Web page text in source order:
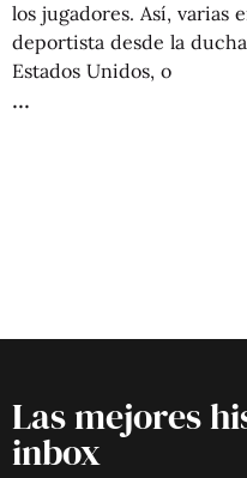
los jugadores. Así, varias
deportista desde la
Estados Unidos, o
Las mejores
inbox